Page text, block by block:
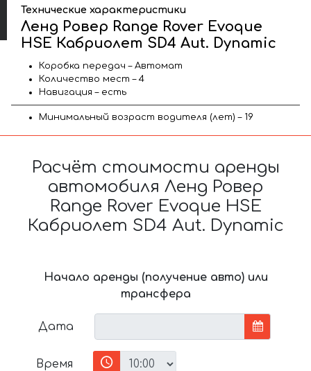
Технические характеристики
Ленд Ровер Range Rover Evoque
HSE Кабриолет SD4 Aut. Dynamic
Коробка передач – Автомат
Количество мест – 4
Навигация – есть
Минимальный возраст водителя (лет) – 19
Расчёт стоимости аренды
автомобиля Ленд Ровер
Range Rover Evoque HSE
Кабриолет SD4 Aut. Dynamic
Начало аренды (получение авто) или
трансфера
Дата
Время